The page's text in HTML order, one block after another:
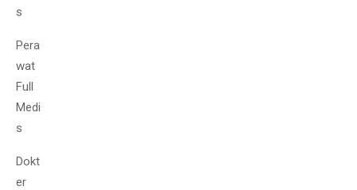
s
Pera
wat
Full
Medi
s
Dokt
er